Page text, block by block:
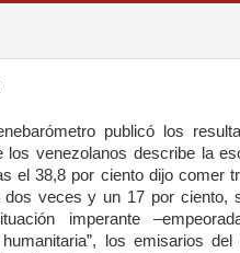
publicó los
venezolanos describe la
el 38,8 por ciento dijo comer
veces y un 17 por ciento,
imperante
los emisarios del